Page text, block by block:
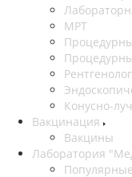
МРТ
Конусно-
Вакцинация
Вакцины
Лаборатория